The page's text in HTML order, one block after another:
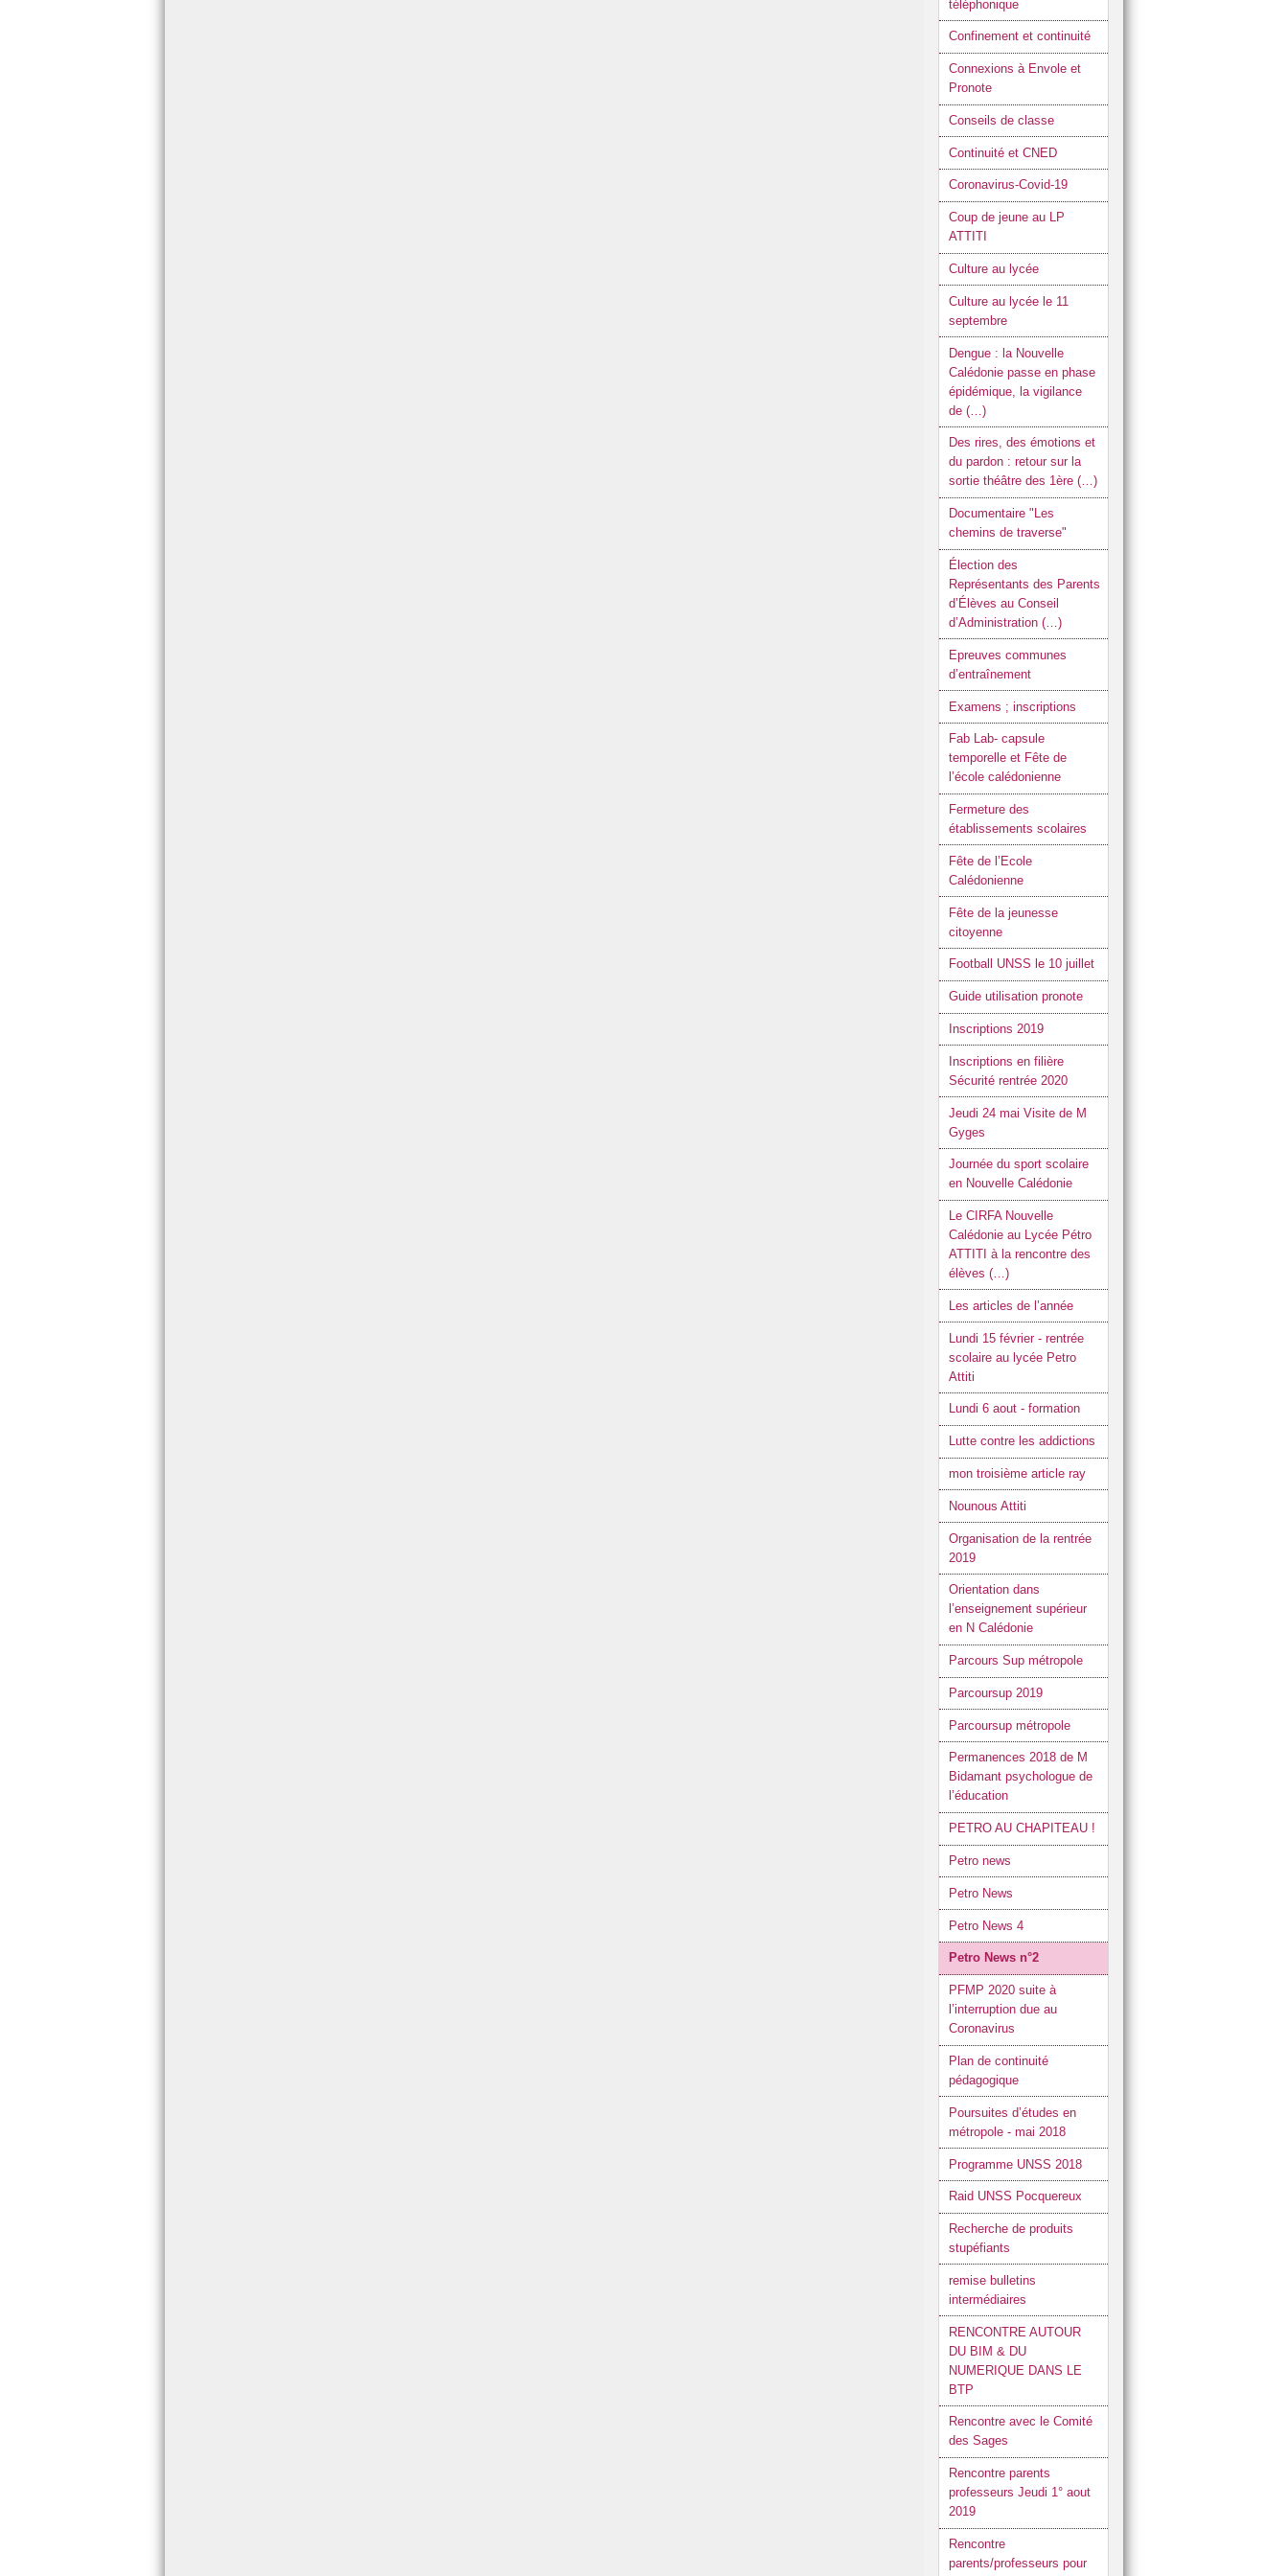
téléphonique
Confinement et continuité
Connexions à Envole et
Pronote
Conseils de classe
Continuité et CNED
Coronavirus-Covid-19
Coup de jeune au LP
ATTITI
Culture au lycée
Culture au lycée le 11
septembre
Dengue : la Nouvelle
Calédonie passe en phase
épidémique, la vigilance
de (…)
Des rires, des émotions et
du pardon : retour sur la
sortie théâtre des 1ère (…)
Documentaire "Les
chemins de traverse"
Élection des
Représentants des Parents
d’Élèves au Conseil
d’Administration (…)
Epreuves communes
d’entraînement
Examens ; inscriptions
Fab Lab- capsule
temporelle et Fête de
l’école calédonienne
Fermeture des
établissements scolaires
Fête de l’Ecole
Calédonienne
Fête de la jeunesse
citoyenne
Football UNSS le 10 juillet
Guide utilisation pronote
Inscriptions 2019
Inscriptions en filière
Sécurité rentrée 2020
Jeudi 24 mai Visite de M
Gyges
Journée du sport scolaire
en Nouvelle Calédonie
Le CIRFA Nouvelle
Calédonie au Lycée Pétro
ATTITI à la rencontre des
élèves (…)
Les articles de l’année
Lundi 15 février - rentrée
scolaire au lycée Petro
Attiti
Lundi 6 aout - formation
Lutte contre les addictions
mon troisième article ray
Nounous Attiti
Organisation de la rentrée
2019
Orientation dans
l’enseignement supérieur
en N Calédonie
Parcours Sup métropole
Parcoursup 2019
Parcoursup métropole
Permanences 2018 de M
Bidamant psychologue de
l’éducation
PETRO AU CHAPITEAU !
Petro news
Petro News
Petro News 4
Petro News n°2
PFMP 2020 suite à
l’interruption due au
Coronavirus
Plan de continuité
pédagogique
Poursuites d’études en
métropole - mai 2018
Programme UNSS 2018
Raid UNSS Pocquereux
Recherche de produits
stupéfiants
remise bulletins
intermédiaires
RENCONTRE AUTOUR
DU BIM & DU
NUMERIQUE DANS LE
BTP
Rencontre avec le Comité
des Sages
Rencontre parents
professeurs Jeudi 1° aout
2019
Rencontre
parents/professeurs pour